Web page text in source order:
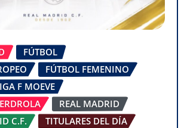
FÚTBOL
FÚTBOL FEMENINO
F MOEVE
REAL MADRID
C.F.
TITULARES DEL DÍA